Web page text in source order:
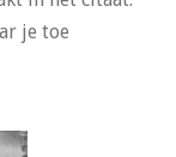
je toe